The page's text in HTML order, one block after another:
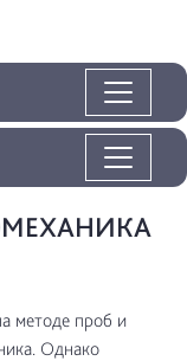
методе проб и
Однако